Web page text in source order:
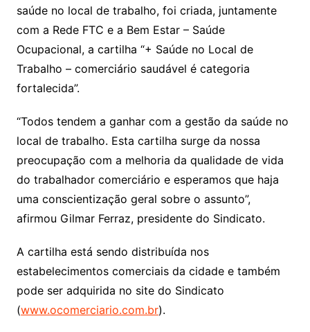
saúde no local de trabalho, foi criada, juntamente
com a Rede FTC e a Bem Estar – Saúde
Ocupacional, a cartilha “+ Saúde no Local de
Trabalho – comerciário saudável é categoria
fortalecida”.
“Todos tendem a ganhar com a gestão da saúde no
local de trabalho. Esta cartilha surge da nossa
preocupação com a melhoria da qualidade de vida
do trabalhador comerciário e esperamos que haja
uma conscientização geral sobre o assunto”,
afirmou Gilmar Ferraz, presidente do Sindicato.
A cartilha está sendo distribuída nos
estabelecimentos comerciais da cidade e também
pode ser adquirida no site do Sindicato
(www.ocomerciario.com.br).